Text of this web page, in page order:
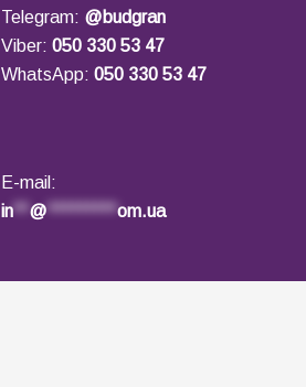
Telegram: @budgran
Viber: 050 330 53 47
WhatsApp: 050 330 53 47
E-mail:
in**@*********om.ua